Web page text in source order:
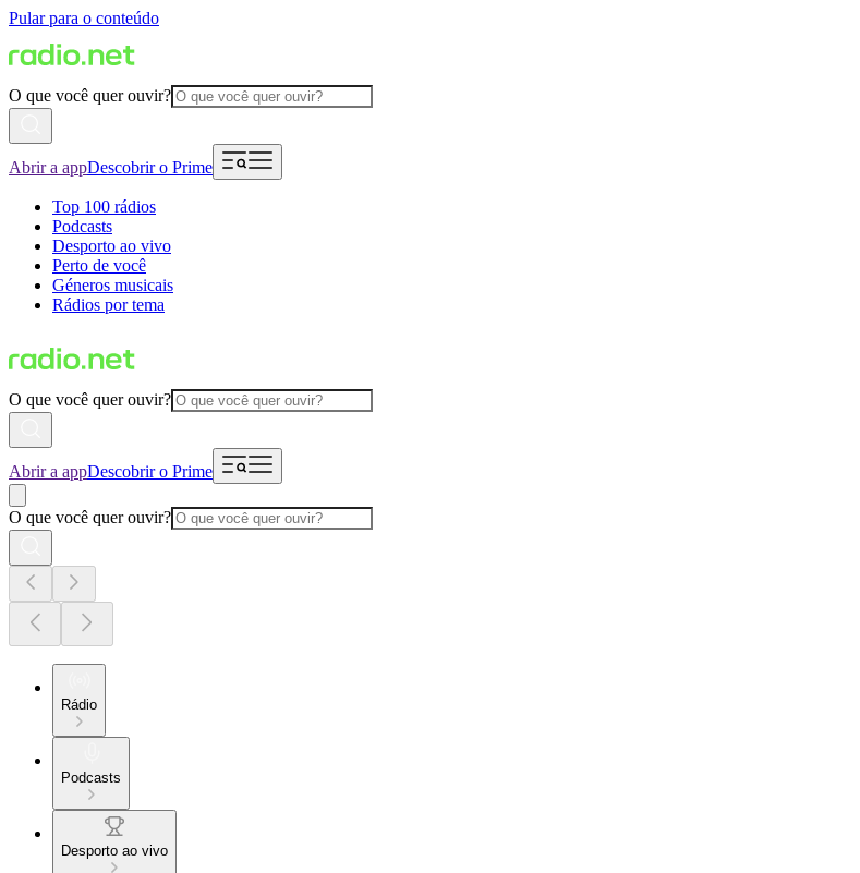
Pular para o conteúdo
O que você quer ouvir?
Abrir a appDescobrir o Prime
Top 100 rádios
Podcasts
Desporto ao vivo
Perto de você
Géneros musicais
Rádios por tema
O que você quer ouvir?
Abrir a appDescobrir o Prime
O que você quer ouvir?
Rádio
Podcasts
Desporto ao vivo